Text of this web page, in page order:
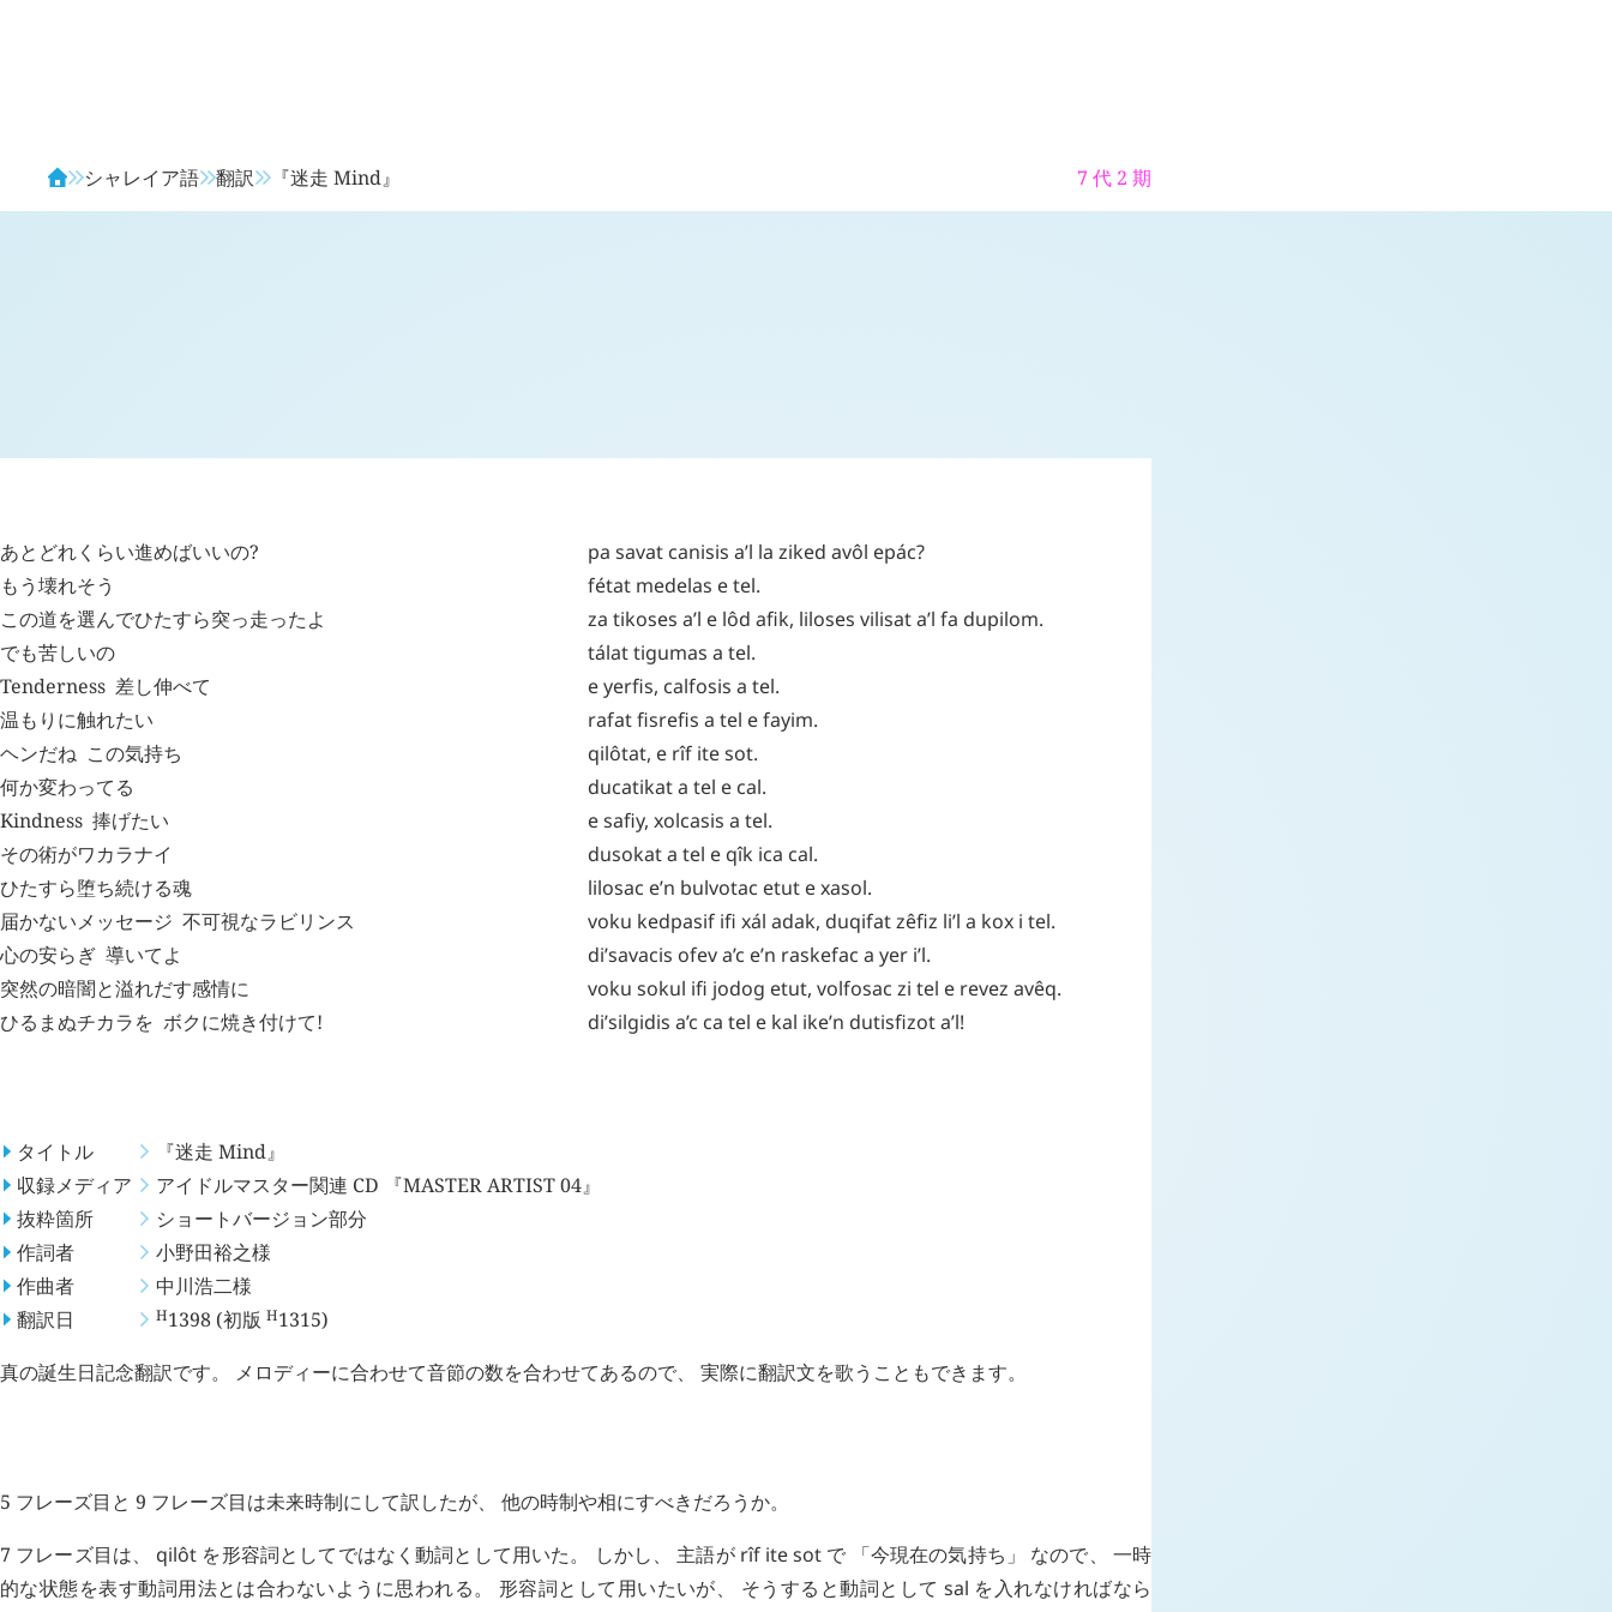
シャレイア語 翻訳 『迷走 Mind』 7 代 2 期
あとどれくらい進めばいいの? pa savat canisis a’l la ziked avôl epác?
もう壊れそう
fétat medelas e tel.
この道を選んでひたすら突っ走ったよ
za tikoses a’l e lôd afik, liloses vilisat a’l fa dupilom.
でも苦しいの
tálat tigumas a tel.
Tenderness 差し伸べて e yerfis, calfosis a tel.
温もりに触れたい
rafat fisrefis a tel e fayim.
ヘンだね この気持ち qilôtat, e rîf ite sot.
何か変わってる
ducatikat a tel e cal.
Kindness 捧げたい e safiy, xolcasis a tel.
その術がワカラナイ
dusokat a tel e qîk ica cal.
ひたすら堕ち続ける魂
lilosac e’n bulvotac etut e xasol.
届かないメッセージ 不可視なラビリンス voku kedpasif ifi xál adak, duqifat zêfiz li’l a kox i tel.
心の安らぎ 導いてよ di’savacis ofev a’c e’n raskefac a yer i’l.
突然の暗闇と溢れだす感情に
voku sokul ifi jodog etut, volfosac zi tel e revez avêq.
ひるまぬチカラを ボクに焼き付けて! di’silgidis a’c ca tel e kal ike’n dutisfizot a’l!
タイトル
『迷走 Mind』
収録メディア
アイドルマスター関連 CD 『MASTER ARTIST 04』
抜粋箇所
ショートバージョン部分
作詞者
小野田裕之様
作曲者
中川浩二様
翻訳日
H1398 (初版 H1315)
真の誕生日記念翻訳です。 メロディーに合わせて音節の数を合わせてあるので、 実際に翻訳文を歌うこともできます。
5 フレーズ目と 9 フレーズ目は未来時制にして訳したが、 他の時制や相にすべきだろうか。
7 フレーズ目は、 qilôt を形容詞としてではなく動詞として用いた。 しかし、 主語が rîf itesot で 「今現在の気持ち」 なので、 一時
的な状態を表す動詞用法とは合わないように思われる。 形容詞として用いたいが、 そうすると動詞として sal を入れなければなら